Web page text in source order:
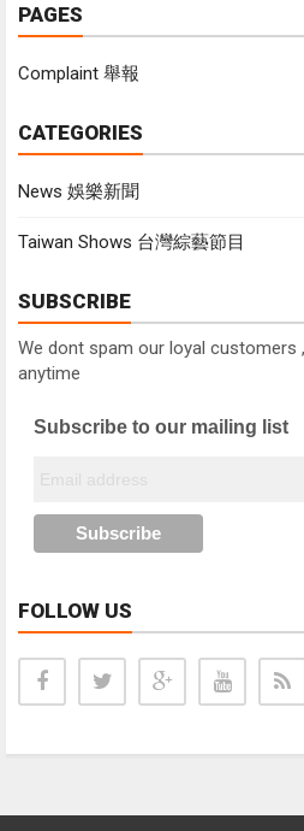
PAGES
Complaint 舉報
CATEGORIES
News 娛樂新聞
Taiwan Shows 台灣綜藝節目
SUBSCRIBE
We dont spam our loyal customers
anytime
Subscribe to our mailing list
FOLLOW US